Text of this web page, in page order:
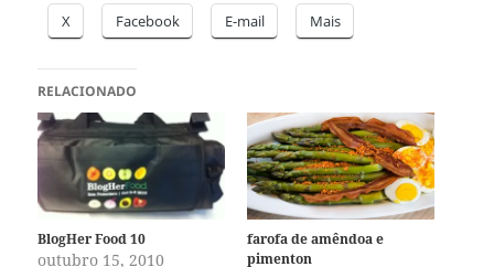
X Facebook E-mail Mais
RELACIONADO
BlogHer Food 10
outubro 15, 2010
farofa de amêndoa e
pimenton